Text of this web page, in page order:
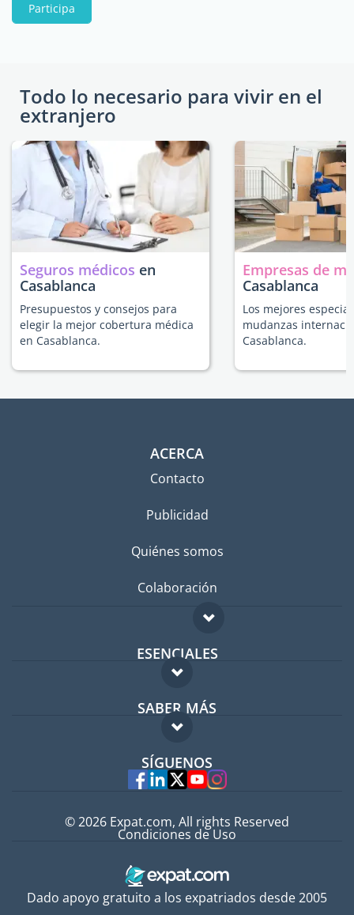
Participa
Todo lo necesario para vivir en el
extranjero
Seguros médicos en
Casablanca
Presupuestos y consejos para
elegir la mejor cobertura médica
en Casablanca.
Empresas de
Casablanca
Los mejores
mudanzas
Casablanca.
ACERCA
Contacto
Publicidad
Quiénes somos
Colaboración
ESENCIALES
Foro para expatriados
Guía para expatriados
Trabajos en el extranjero
SABER MÁS
FAQ
Expertos
SÍGUENOS
Dado apoyo gratuito a los expatriados desde 2005
© 2026 Expat.com, All rights Reserved
Condiciones de Uso